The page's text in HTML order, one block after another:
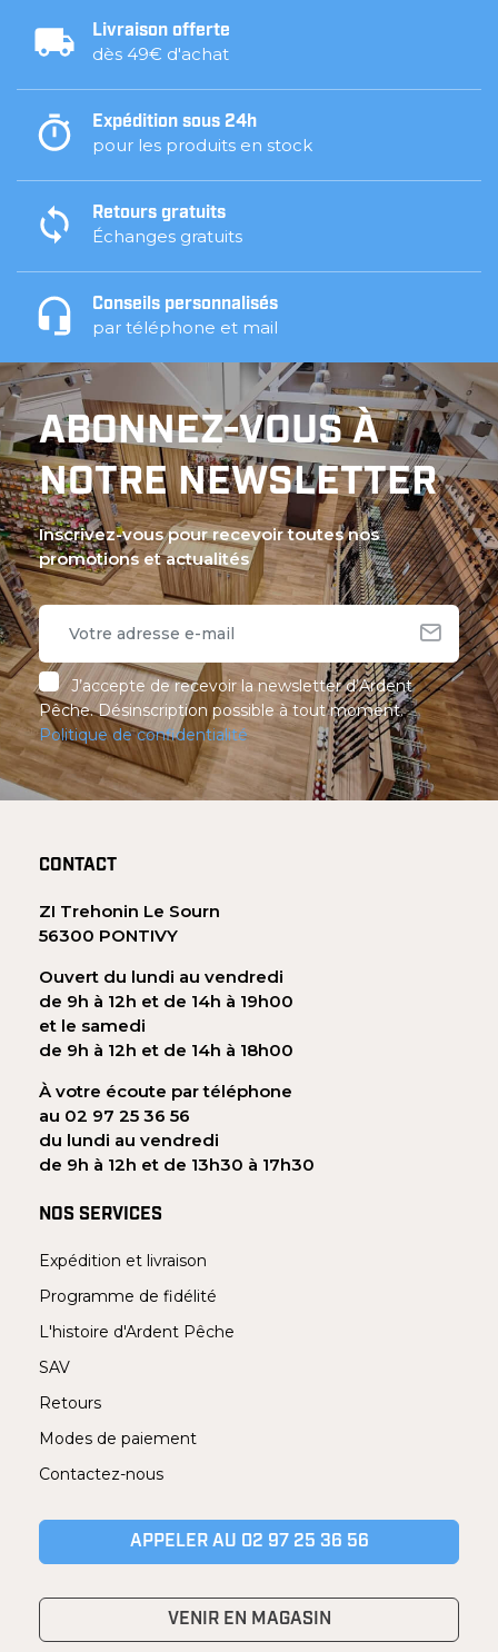
Livraison offerte
dès 49€ d'achat
Expédition sous 24h
pour les produits en stock
Retours gratuits
Échanges gratuits
Conseils personnalisés
par téléphone et mail
ABONNEZ-VOUS À
NOTRE NEWSLETTER
Inscrivez-vous pour recevoir toutes nos
promotions et actualités
J’accepte de recevoir la newsletter d’Ardent
Pêche. Désinscription possible à tout moment.
Politique de confidentialité
CONTACT
ZI Trehonin Le Sourn
56300 PONTIVY
Ouvert du lundi au vendredi
de 9h à 12h et de 14h à 19h00
et le samedi
de 9h à 12h et de 14h à 18h00
À votre écoute par téléphone
au 02 97 25 36 56
du lundi au vendredi
de 9h à 12h et de 13h30 à 17h30
NOS SERVICES
Expédition et livraison
Programme de fidélité
L'histoire d'Ardent Pêche
SAV
Retours
Modes de paiement
Contactez-nous
APPELER AU 02 97 25 36 56
VENIR EN MAGASIN